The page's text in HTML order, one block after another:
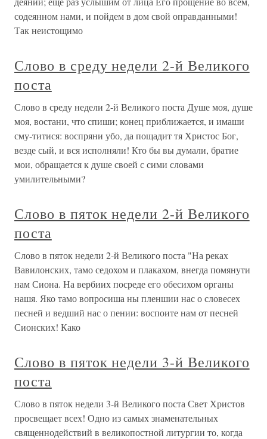
содеянном нами, и пойдем в дом свой оправданными!
Так неистощимо
Слово в среду недели 2-й Великого
поста
Слово в среду недели 2-й Великого поста Душе моя, душе
моя, востани, что спиши; конец приближается, и имаши
сму-титися: воспряни убо, да пощадит тя Христос Бог,
везде сый, и вся исполняли! Кто бы вы думали, братие
мои, обращается к душе своей с сими словами
умилительными?
Слово в пяток недели 2-й Великого
поста
Слово в пяток недели 2-й Великого поста "На реках
Вавилонских, тамо седохом и плакахом, внегда помянути
нам Сиона. На вербиих посреде его обесихом органы
нашя. Яко тамо вопросиша ны пленшии нас о словесех
песней и ведший нас о пении: воспоите нам от песней
Сионских! Како
Слово в пяток недели 3-й Великого
поста
Слово в пяток недели 3-й Великого поста Свет Христов
просвещает всех! Одно из самых знаменательных
священнодействий в великопостной литургии то, когда